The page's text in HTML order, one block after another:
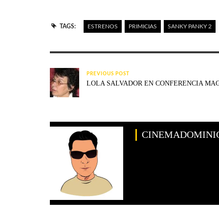
TAGS: ESTRENOS PRIMICIAS SANKY PANKY 2
PREVIOUS POST
LOLA SALVADOR EN CONFERENCIA